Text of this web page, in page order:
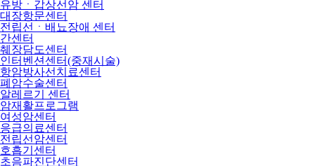
유방ㆍ갑상선암 센터
대장항문센터
전립선ㆍ배뇨장애 센터
간센터
췌장담도센터
인터벤션센터(중재시술)
항암방사선치료센터
폐암수술센터
알레르기 센터
암재활프로그램
여성암센터
응급의료센터
전립선암센터
호흡기센터
초음파진단센터